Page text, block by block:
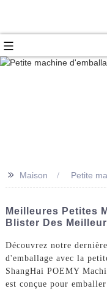
+86
>> Maison Petite
Meilleures Petites
Blister Des
Découvrez notre
d'emballage avec la
ShangHai POEMY
est conçue pour